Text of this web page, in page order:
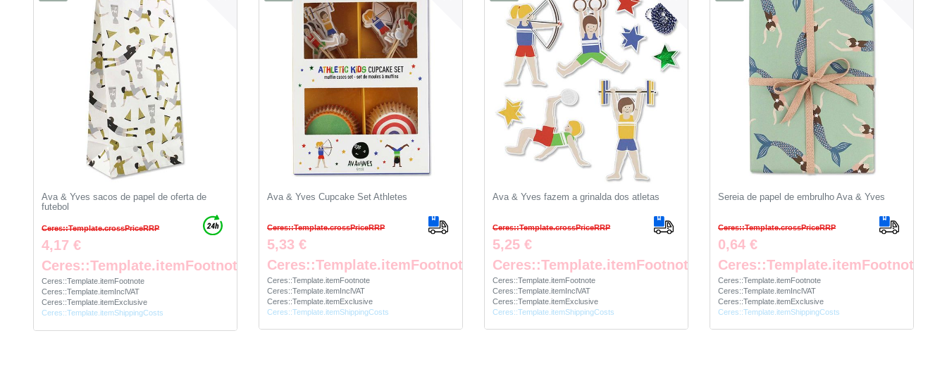
Ava & Yves sacos de papel de oferta de
futebol
Ceres::Template.crossPriceRRP
4,17 €
Ceres::Template.itemFootnote
Ceres::Template.itemFootnote
Ceres::Template.itemInclVAT
Ceres::Template.itemExclusive
Ceres::Template.itemShippingCosts
Ava & Yves Cupcake Set Athletes
Ceres::Template.crossPriceRRP
5,33 €
Ceres::Template.itemFootnote
Ceres::Template.itemFootnote
Ceres::Template.itemInclVAT
Ceres::Template.itemExclusive
Ceres::Template.itemShippingCosts
Ava & Yves fazem a grinalda dos atletas
Ceres::Template.crossPriceRRP
5,25 €
Ceres::Template.itemFootnote
Ceres::Template.itemFootnote
Ceres::Template.itemInclVAT
Ceres::Template.itemExclusive
Ceres::Template.itemShippingCosts
Sereia de papel de embrulho Ava & Yves
Ceres::Template.crossPriceRRP
0,64 €
Ceres::Template.itemFootnote
Ceres::Template.itemFootnote
Ceres::Template.itemInclVAT
Ceres::Template.itemExclusive
Ceres::Template.itemShippingCosts